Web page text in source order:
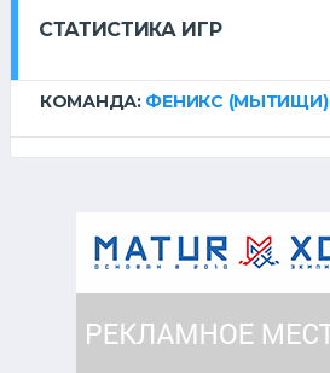
СТАТИСТИКА ИГР
КОМАНДА: ФЕНИКС (МЫТИЩИ)